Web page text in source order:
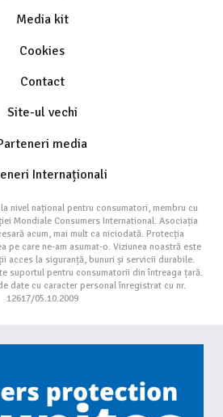
Media kit
Cookies
Contact
Site-ul vechi
media
Internaționali
nivel național pentru consumatori, membru cu
Mondiale Consumers International. Asociația
acum, mai mult ca niciodată. Protecția
pe care ne-am asumat-o. Viziunea noastră este
acces la siguranță, bunuri și servicii durabile.
suportul pentru consumatorii din întreaga țară.
date cu caracter personal înregistrat cu nr.
12617/05.10.2009